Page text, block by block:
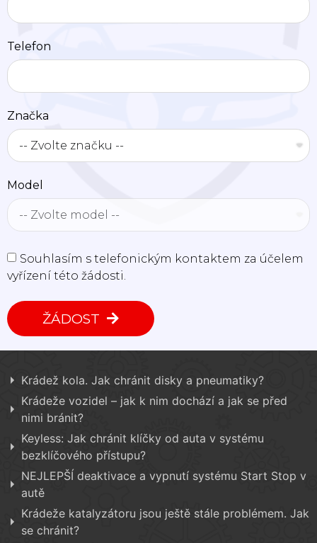
Telefon
Značka
Model
Souhlasím s telefonickým kontaktem za účelem
vyřízení této žádosti.
ŽÁDOST
Krádež kola. Jak chránit disky a pneumatiky?
Krádeže vozidel – jak k nim dochází a jak se před
nimi bránit?
Keyless: Jak chránit klíčky od auta v systému
bezklíčového přístupu?
NEJLEPŠÍ deaktivace a vypnutí systému Start Stop v
autě
Krádeže katalyzátoru jsou ještě stále problémem. Jak
se chránit?